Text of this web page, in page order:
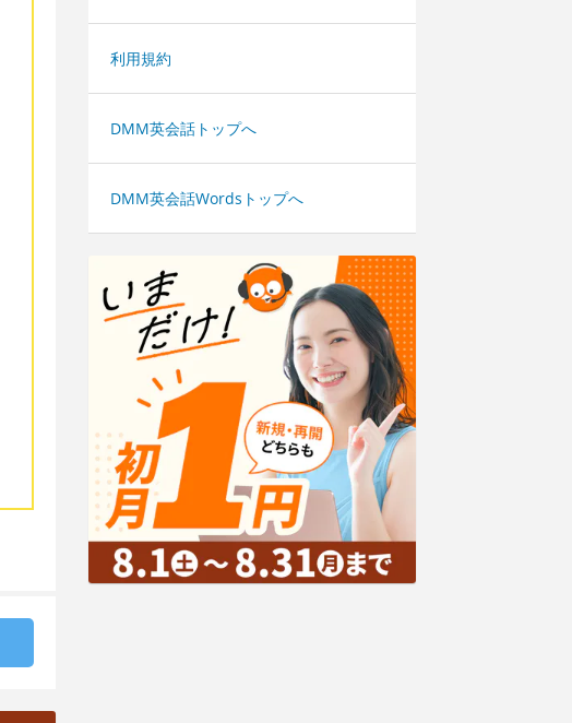
利用規約
DMM英会話トップへ
DMM英会話Wordsトップへ